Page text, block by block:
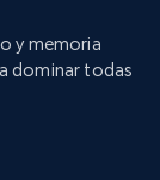
y memoria
dominar todas